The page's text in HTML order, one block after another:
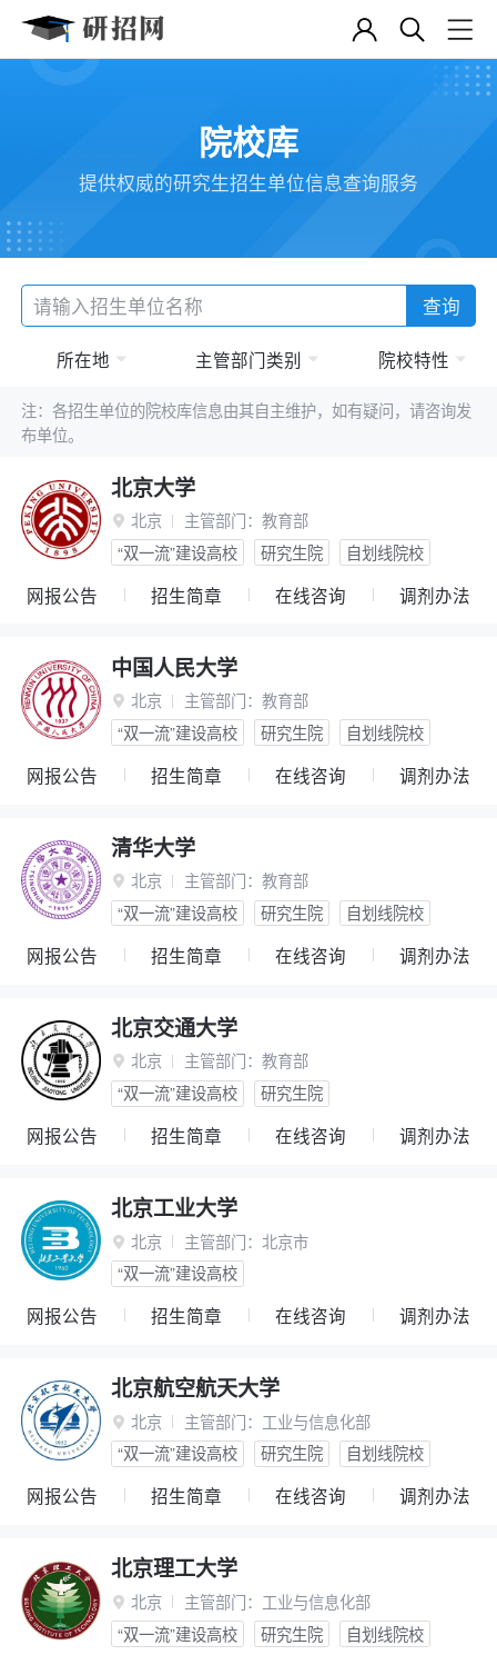
院校库
提供权威的研究生招生单位信息查询服务
查询
所在地 主管部门类别 院校特性
注：各招生单位的院校库信息由其自主维护，如有疑问，请咨询发
布单位。
北京大学
 北京 主管部门： 教育部
“双一流”建设高校
研究生院 自划线院校
网报公告 招生简章 在线咨询 调剂办法
中国人民大学
 北京 主管部门： 教育部
“双一流”建设高校
研究生院 自划线院校
网报公告 招生简章 在线咨询 调剂办法
清华大学
 北京 主管部门： 教育部
“双一流”建设高校
研究生院 自划线院校
网报公告 招生简章 在线咨询 调剂办法
北京交通大学
 北京 主管部门： 教育部
“双一流”建设高校
研究生院
网报公告 招生简章 在线咨询 调剂办法
北京工业大学
 北京 主管部门： 北京市
“双一流”建设高校
网报公告 招生简章 在线咨询 调剂办法
北京航空航天大学
 北京 主管部门： 工业与信息化部
“双一流”建设高校
研究生院 自划线院校
网报公告 招生简章 在线咨询 调剂办法
北京理工大学
 北京 主管部门： 工业与信息化部
“双一流”建设高校
研究生院 自划线院校